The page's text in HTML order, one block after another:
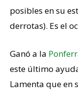
posibles en su
derrotas). Es el
Ganó a la
este último
Lamenta que en